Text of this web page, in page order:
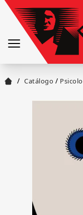
/ Catálogo /